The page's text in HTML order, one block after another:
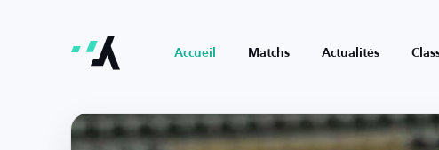
Accueil Matchs Actualités